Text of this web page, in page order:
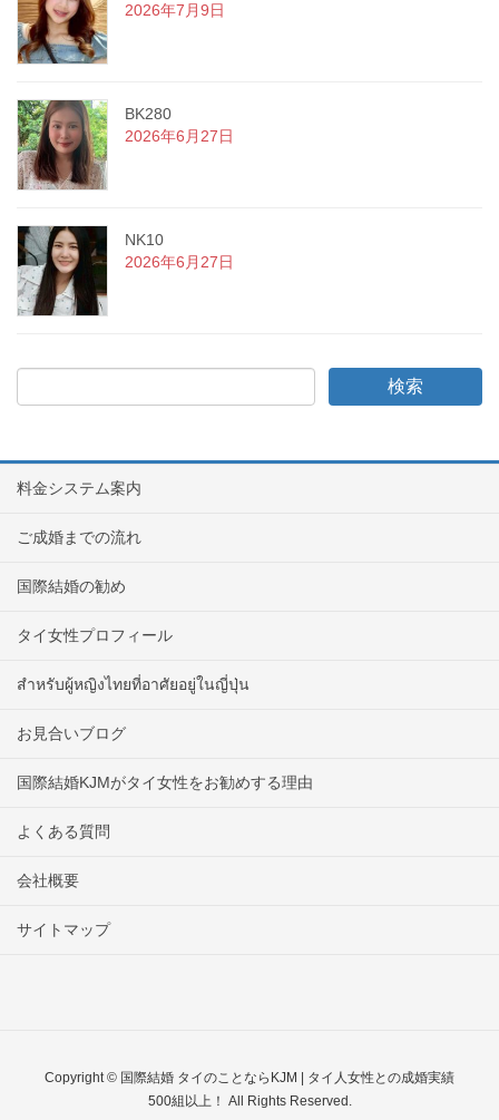
2026年7月9日
BK280
2026年6月27日
NK10
2026年6月27日
料金システム案内
ご成婚までの流れ
国際結婚の勧め
タイ女性プロフィール
สำหรับผู้หญิงไทยที่อาศัยอยู่ในญี่ปุ่น
お見合いブログ
国際結婚KJMがタイ女性をお勧めする理由
よくある質問
会社概要
サイトマップ
Copyright © 国際結婚 タイのことならKJM | タイ人女性との成婚実績
500組以上！ All Rights Reserved.